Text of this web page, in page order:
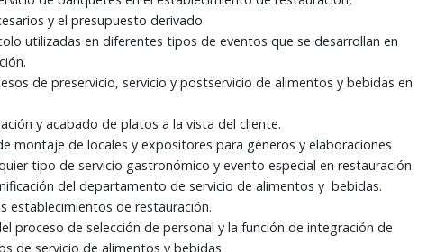
y el presupuesto derivado.
utilizadas en diferentes tipos de eventos que se desarrollan en
de preservicio, servicio y postservicio de alimentos y bebidas en
y acabado de platos a la vista del cliente.
montaje de locales y expositores para géneros y elaboraciones
tipo de servicio gastronómico y evento especial en restauración
del departamento de servicio de alimentos y bebidas.
establecimientos de restauración.
proceso de selección de personal y la función de integración de
de servicio de alimentos y bebidas.